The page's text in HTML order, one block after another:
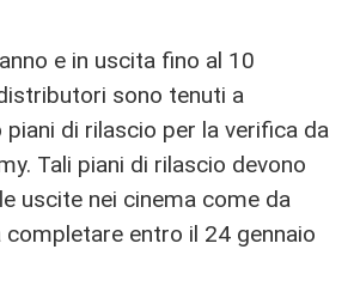
e in uscita fino al 10
sono tenuti a
di rilascio per la verifica da
Tali piani di rilascio devono
uscite nei cinema come da
entro il 24 gennaio